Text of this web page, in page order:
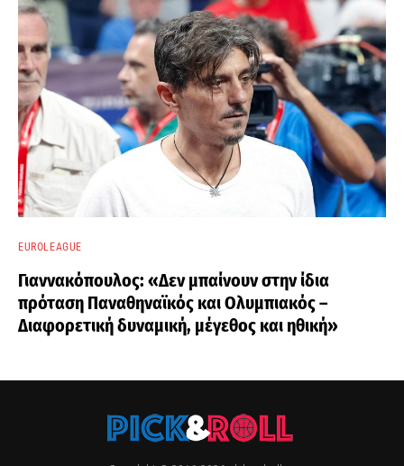
EUROLEAGUE
Γιαννακόπουλος: «Δεν μπαίνουν στην ίδια
πρόταση Παναθηναϊκός και Ολυμπιακός –
Διαφορετική δυναμική, μέγεθος και ηθική»